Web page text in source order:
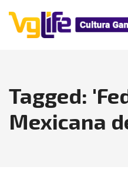
Tagged:
Mexicana